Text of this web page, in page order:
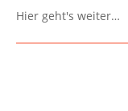
02
Hier geht's weiter…